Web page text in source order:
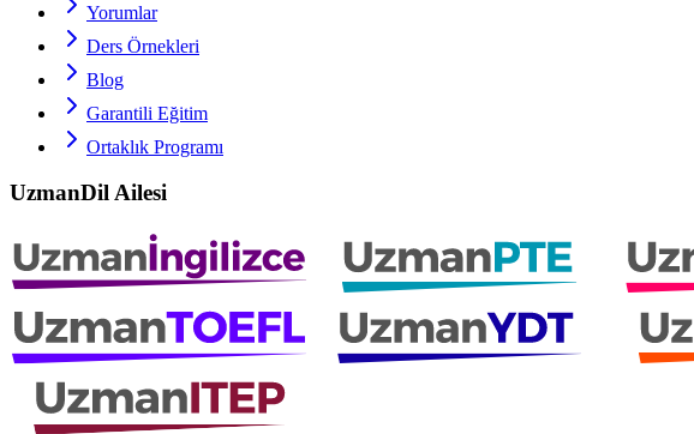
Yorumlar
Ders Örnekleri
Blog
Garantili Eğitim
Ortaklık Programı
UzmanDil Ailesi